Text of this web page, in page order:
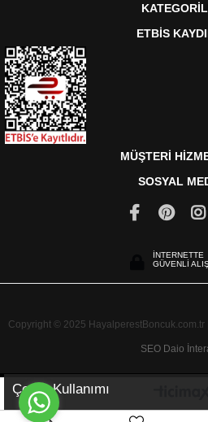
ETBİS
MÜŞTERİ
SOSYAL
İNTERNETTE
GÜVENLİ
Copyright © 2025 HayalperestBoncuk.com.tr |
SEO Daio
Çerez Kullanımı